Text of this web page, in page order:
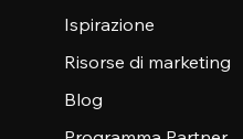
Ispirazione
Risorse di marketing
Blog